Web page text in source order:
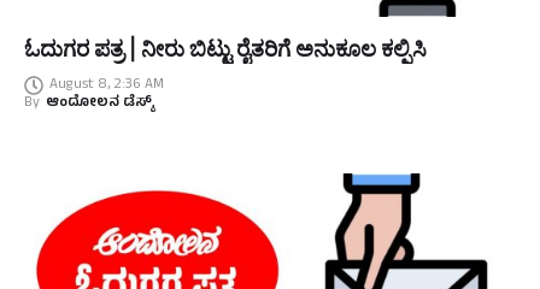
ಓದುಗರ ಪತ್ರ | ನೀರು ಬಿಟ್ಟು ರೈತರಿಗೆ ಅನುಕೂಲ ಕಲ್ಪಿಸಿ
August 8, 2:36 AM
By ಆಂದೋಲನ ಡೆಸ್ಕ್